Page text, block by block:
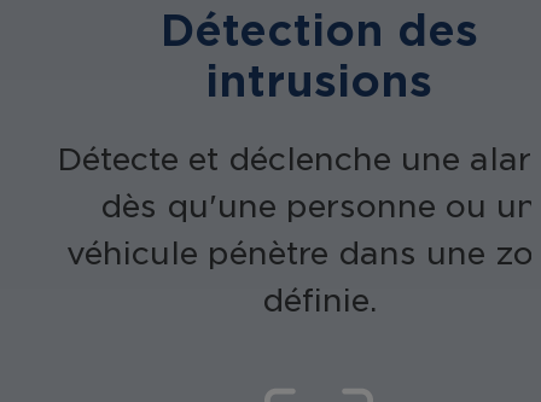
Détection des
intrusions
Détecte et déclenche une
dès qu'une personne ou un
véhicule pénètre dans une
définie.